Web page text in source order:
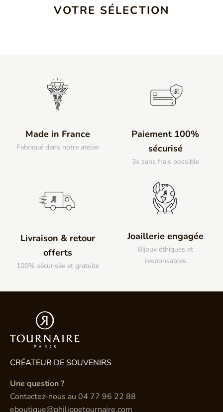
VOTRE SÉLECTION
Made in France
Fabriqué dans notre atelier
Paiement 100%
sécurisé
3x sans frais possible
Livraison & retour
offerts
100% sécurisée et gratuite
Joaillerie engagée
Bijoux éthiques et
responsables
CRÉATEUR DE SOUVENIRS
Une question ?
Contactez-nous au 04 77 96 22 88
eboutique@philippetournaire.com